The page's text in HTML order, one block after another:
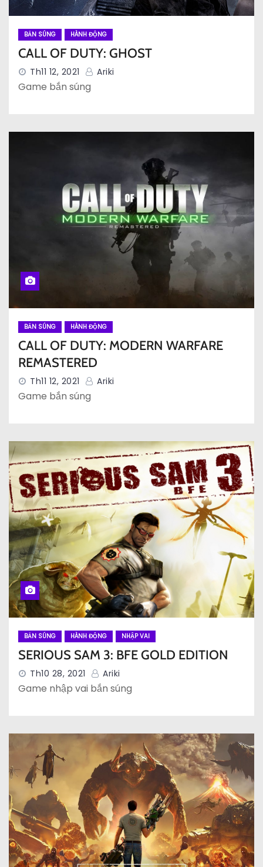
BẮN SÚNG HÀNH ĐỘNG
CALL OF DUTY: GHOST
Th11 12, 2021 Ariki
Game bắn súng
BẮN SÚNG HÀNH ĐỘNG
CALL OF DUTY: MODERN WARFARE
REMASTERED
Th11 12, 2021 Ariki
Game bắn súng
BẮN SÚNG HÀNH ĐỘNG NHẬP VAI
SERIOUS SAM 3: BFE GOLD EDITION
Th10 28, 2021 Ariki
Game nhập vai bắn súng